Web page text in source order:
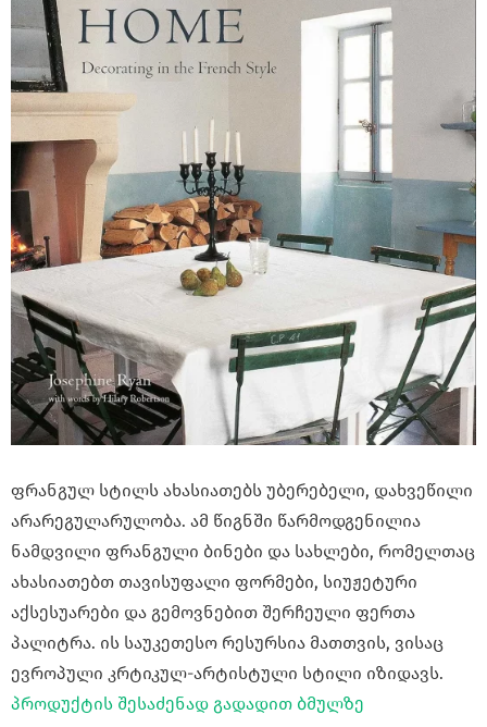
ფრანგულ სტილს ახასიათებს უბერებელი, დახვეწილი
არარეგულარულობა. ამ წიგნში წარმოდგენილია
ნამდვილი ფრანგული ბინები და სახლები, რომელთაც
ახასიათებთ თავისუფალი ფორმები, სიუჟეტური
აქსესუარები და გემოვნებით შერჩეული ფერთა
პალიტრა. ის საუკეთესო რესურსია მათთვის, ვისაც
ევროპული კრტიკულ-არტისტული სტილი იზიდავს.
პროდუქტის შესაძენად გადადით ბმულზე